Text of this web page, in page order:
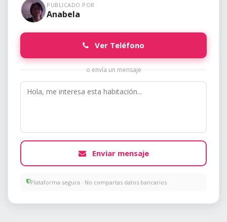
PUBLICADO POR
Anabela
Ver Teléfono
o envía un mensaje
Enviar mensaje
Plataforma segura · No compartas datos bancarios